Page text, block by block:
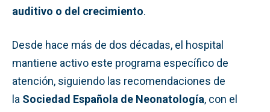
auditivo o del crecimiento.
Desde hace más de dos décadas, el hospital
mantiene activo este programa específico de
atención, siguiendo las recomendaciones de
la Sociedad Española de Neonatología, con el